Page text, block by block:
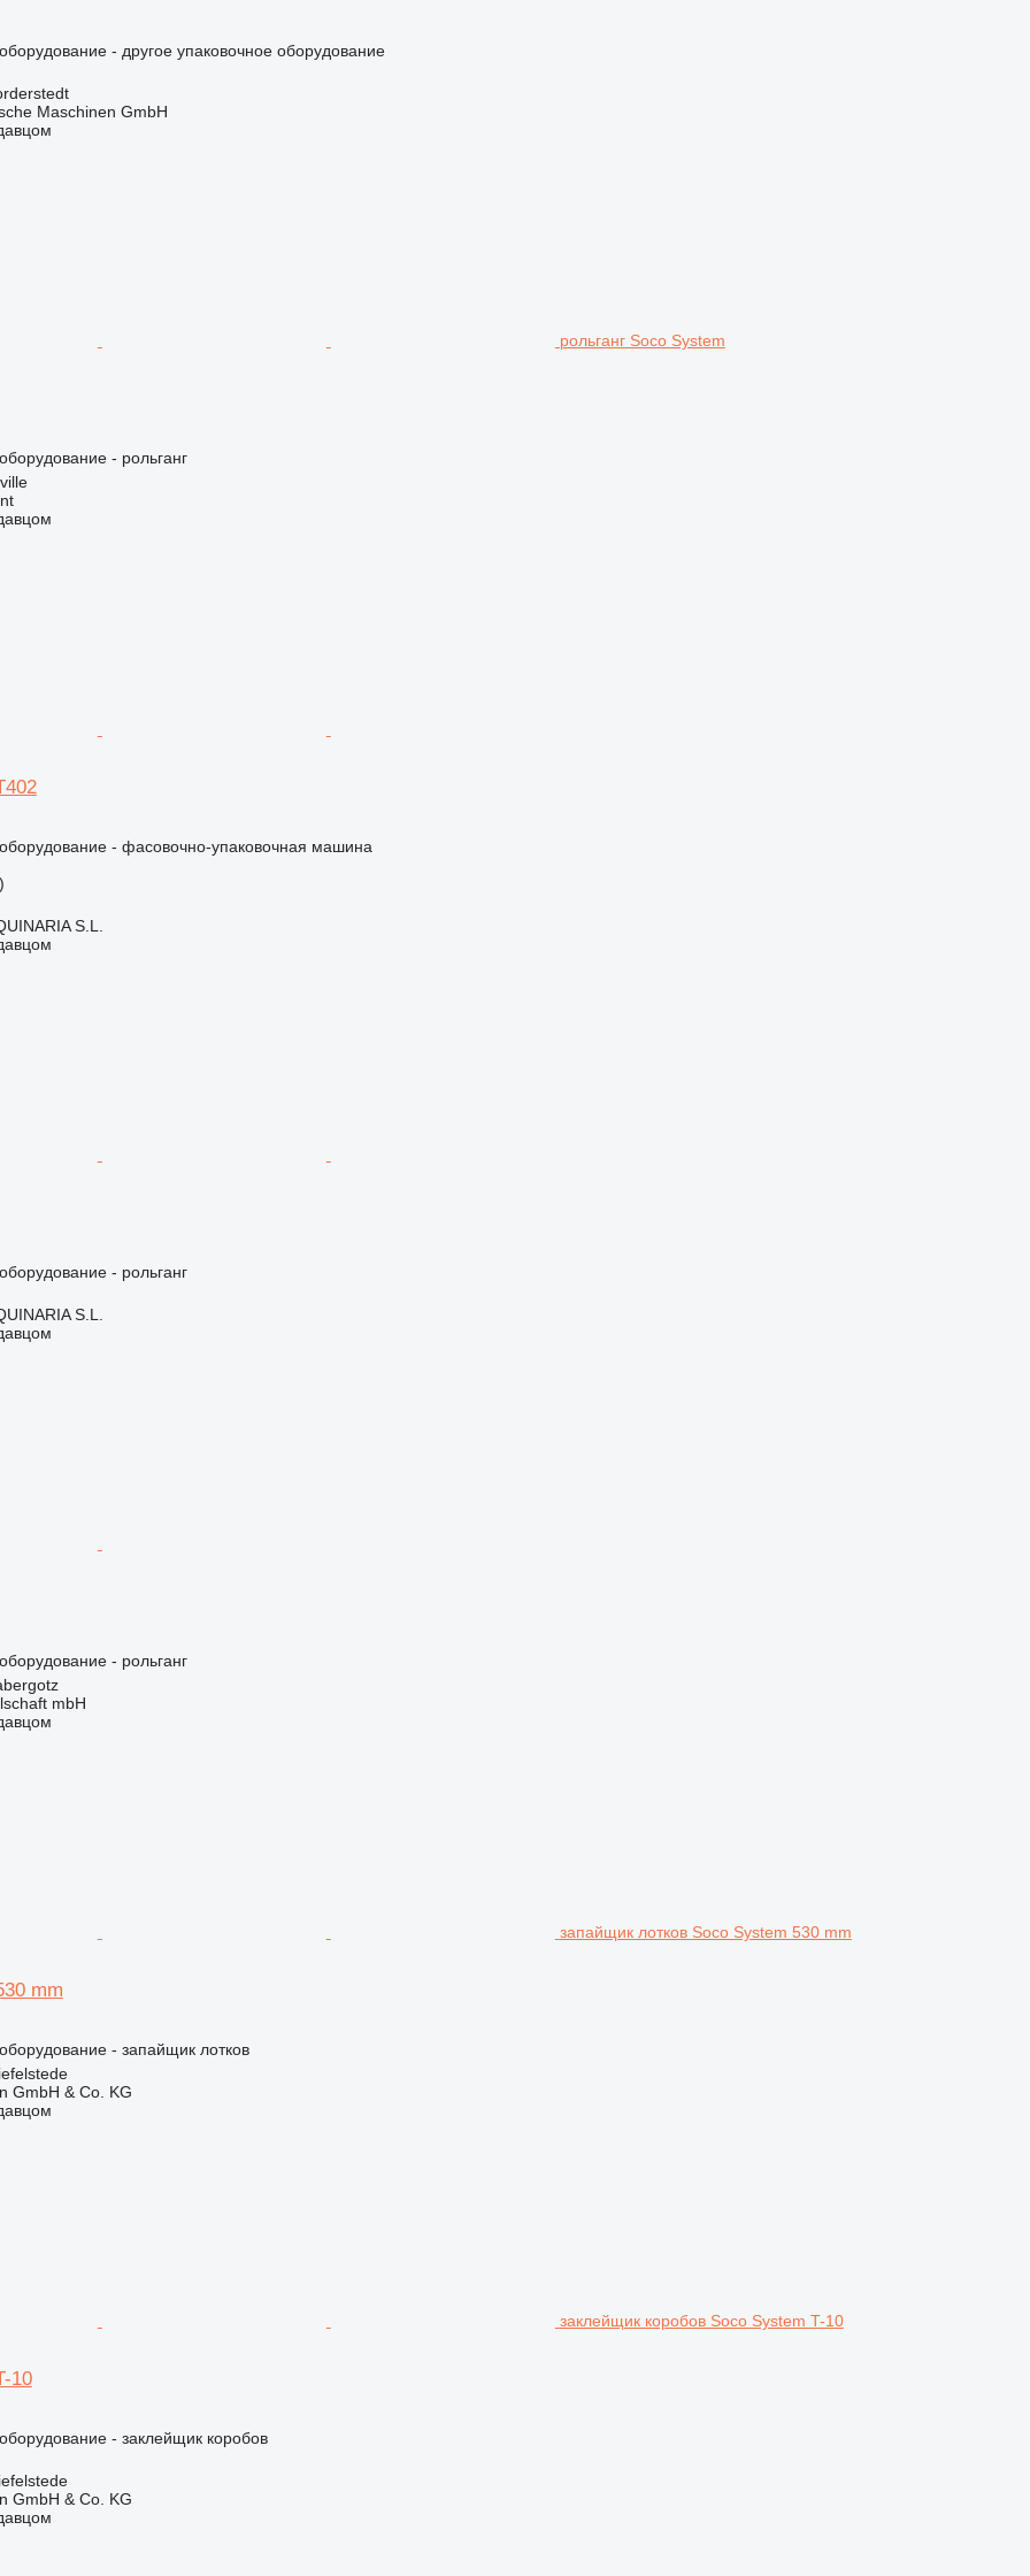
- другое упаковочное оборудование
Maschinen GmbH
рольганг Soco System
- рольганг
- фасовочно-упаковочная машина
S.L.
- рольганг
S.L.
- рольганг
mbH
запайщик лотков Soco System 530 mm
mm
- запайщик лотков
GmbH & Co. KG
заклейщик коробов Soco System T-10
10
- заклейщик коробов
GmbH & Co. KG